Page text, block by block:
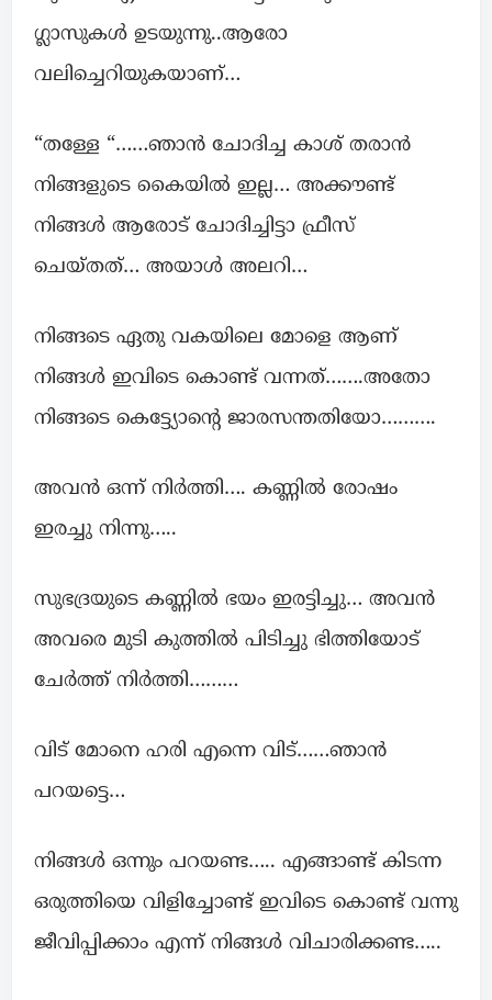
ഗ്ലാസുകൾ ഉടയുന്നു..ആരോ
വലിച്ചെറിയുകയാണ്…
“തള്ളേ “……ഞാൻ ചോദിച്ച കാശ് തരാൻ
നിങ്ങളുടെ കൈയിൽ ഇല്ല… അക്കൗണ്ട്
നിങ്ങൾ ആരോട് ചോദിച്ചിട്ടാ ഫ്രീസ്
ചെയ്തത്… അയാൾ അലറി…
നിങ്ങടെ ഏതു വകയിലെ മോളെ ആണ്
നിങ്ങൾ ഇവിടെ കൊണ്ട് വന്നത്…….അതോ
നിങ്ങടെ കെട്ട്യോന്റെ ജാരസന്തതിയോ……….
അവൻ ഒന്ന് നിർത്തി…. കണ്ണിൽ രോഷം
ഇരച്ചു നിന്നു…..
സുഭദ്രയുടെ കണ്ണിൽ ഭയം ഇരട്ടിച്ചു… അവൻ
അവരെ മുടി കുത്തിൽ പിടിച്ചു ഭിത്തിയോട്
ചേർത്ത് നിർത്തി………
വിട് മോനെ ഹരി എന്നെ വിട്……ഞാൻ
പറയട്ടെ…
നിങ്ങൾ ഒന്നും പറയണ്ട….. എങ്ങാണ്ട് കിടന്ന
ഒരുത്തിയെ വിളിച്ചോണ്ട് ഇവിടെ കൊണ്ട് വന്നു
ജീവിപ്പിക്കാം എന്ന് നിങ്ങൾ വിചാരിക്കണ്ട…..